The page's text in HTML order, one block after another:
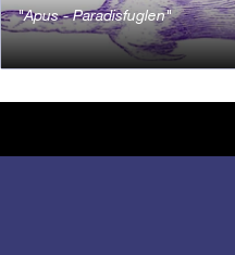
Apus - Paradisfuglen